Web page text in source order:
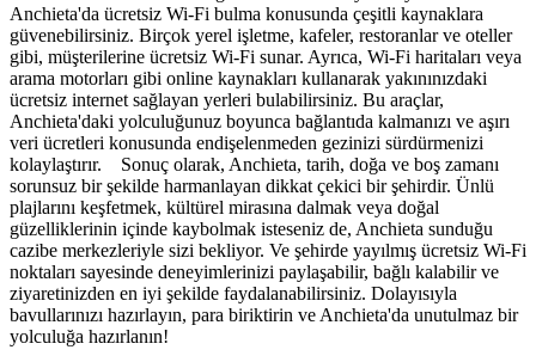
Anchieta'da ücretsiz Wi-Fi bulma konusunda çeşitli kaynaklara
güvenebilirsiniz. Birçok yerel işletme, kafeler, restoranlar ve oteller
gibi, müşterilerine ücretsiz Wi-Fi sunar. Ayrıca, Wi-Fi haritaları veya
arama motorları gibi online kaynakları kullanarak yakınınızdaki
ücretsiz internet sağlayan yerleri bulabilirsiniz. Bu araçlar,
Anchieta'daki yolculuğunuz boyunca bağlantıda kalmanızı ve aşırı
veri ücretleri konusunda endişelenmeden gezinizi sürdürmenizi
kolaylaştırır. Sonuç olarak, Anchieta, tarih, doğa ve boş zamanı
sorunsuz bir şekilde harmanlayan dikkat çekici bir şehirdir. Ünlü
plajlarını keşfetmek, kültürel mirasına dalmak veya doğal
güzelliklerinin içinde kaybolmak isteseniz de, Anchieta sunduğu
cazibe merkezleriyle sizi bekliyor. Ve şehirde yayılmış ücretsiz Wi-Fi
noktaları sayesinde deneyimlerinizi paylaşabilir, bağlı kalabilir ve
ziyaretinizden en iyi şekilde faydalanabilirsiniz. Dolayısıyla
bavullarınızı hazırlayın, para biriktirin ve Anchieta'da unutulmaz bir
yolculuğa hazırlanın!